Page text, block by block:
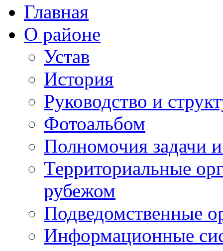
Главная
О районе
Устав
История
Руководство и
Фотоальбом
Полномочия задачи
Территориальные
рубежом
Подведомственные
Информационные